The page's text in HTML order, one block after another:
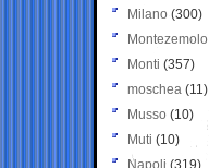
Milano (300)
Montezemolo
Monti (357)
moschea (11)
Musso (10)
Muti (10)
Napoli (319)